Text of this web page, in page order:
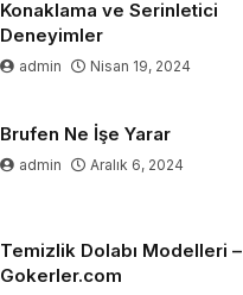
Konaklama ve Serinletici
Deneyimler
admin Nisan 19, 2024
Brufen Ne İşe Yarar
admin Aralık 6, 2024
Temizlik Dolabı Modelleri –
Gokerler.com